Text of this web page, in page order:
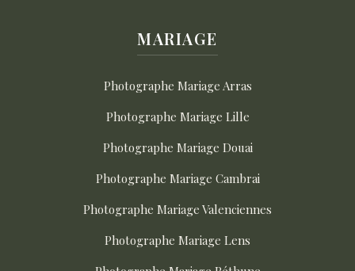
MARIAGE
Photographe Mariage Arras
Photographe Mariage Lille
Photographe Mariage Douai
Photographe Mariage Cambrai
Photographe Mariage Valenciennes
Photographe Mariage Lens